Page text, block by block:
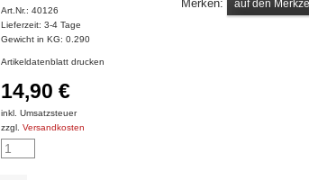
Art.Nr.: 40126
Lieferzeit: 3-4 Tage
Gewicht in KG: 0.290
Artikeldatenblatt drucken
14,90 €
inkl. Umsatzsteuer
zzgl. Versandkosten
Merken: